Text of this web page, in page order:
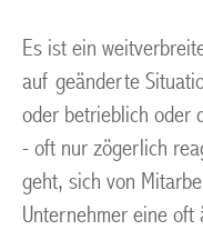
Es ist ein
auf geänderte
oder betrieblich oder
- oft nur zögerlich
geht, sich von
Unternehmer eine oft